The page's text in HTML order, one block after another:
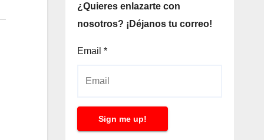
¿Quieres enlazarte con
nosotros? ¡Déjanos tu correo!
Email *
Sign me up!